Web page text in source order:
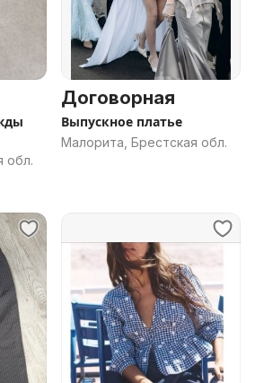
обл.
Договорная
Выпускное платье
Малорита, Брестская обл.